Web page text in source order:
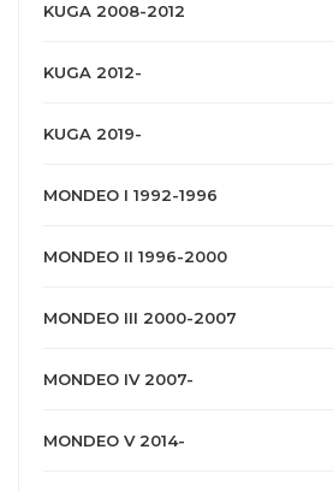
KUGA 2008-2012
KUGA 2012-
KUGA 2019-
MONDEO I 1992-1996
MONDEO II 1996-2000
MONDEO III 2000-2007
MONDEO IV 2007-
MONDEO V 2014-